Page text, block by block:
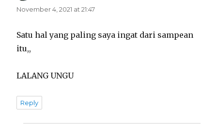
November 4, 2021 at 21:47
Satu hal yang paling saya ingat dari sampean
itu,,
LALANG UNGU
Reply